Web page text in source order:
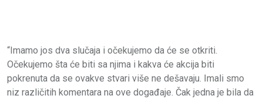
“Imamo jos dva slučaja i očekujemo da će se otkriti.
Očekujemo šta će biti sa njima i kakva će akcija biti
pokrenuta da se ovakve stvari više ne dešavaju. Imali smo
niz različitih komentara na ove događaje. Čak jedna je bila da